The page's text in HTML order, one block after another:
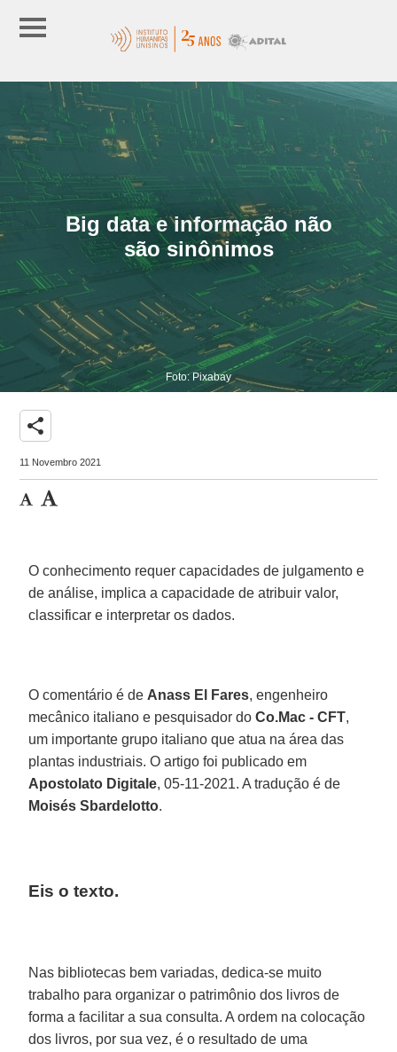
Big data e informação não
são sinônimos
Foto: Pixabay
share
11 Novembro 2021
O conhecimento requer capacidades de julgamento e
de análise, implica a capacidade de atribuir valor,
classificar e interpretar os dados.
O comentário é de Anass El Fares, engenheiro
mecânico italiano e pesquisador doCo.Mac - CFT,
um importante grupo italiano que atua na área das
plantas industriais. O artigo foi publicado em
Apostolato Digitale, 05-11-2021. A tradução é de
Moisés Sbardelotto.
Eis o texto.
Nas bibliotecas bem variadas, dedica-se muito
trabalho para organizar o patrimônio dos livros de
forma a facilitar a sua consulta. A ordem na colocação
dos livros, por sua vez, é o resultado de uma